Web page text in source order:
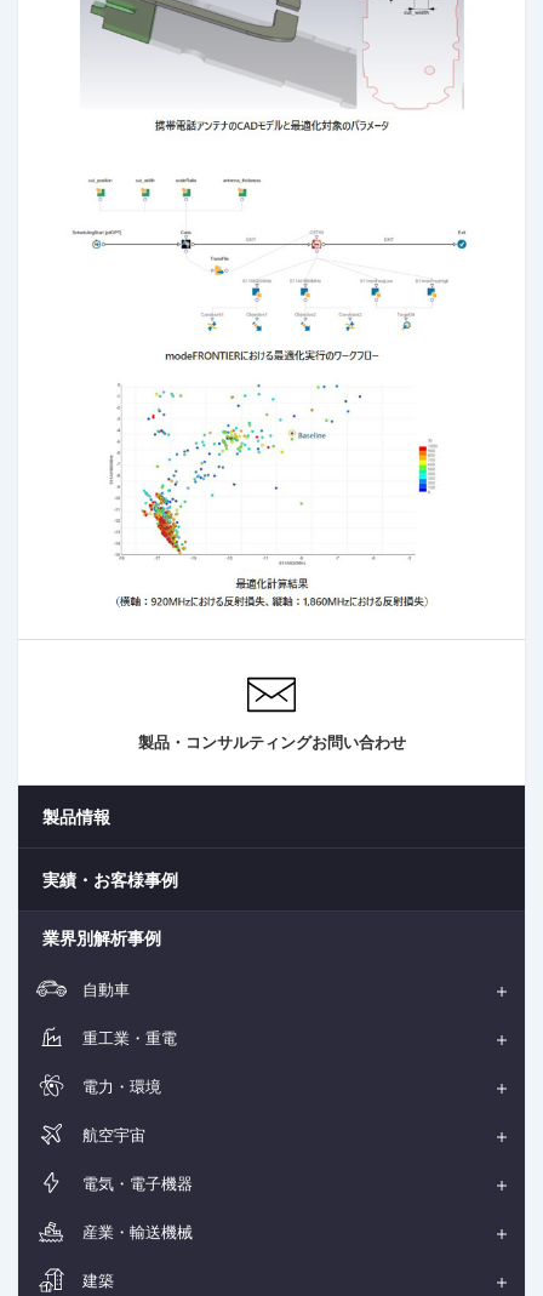
製品・コンサルティングお問い合わせ
製品情報
実績・お客様事例
業界別解析事例
自動車
重工業・重電
電力・環境
航空宇宙
電気・電子機器
産業・輸送機械
建築